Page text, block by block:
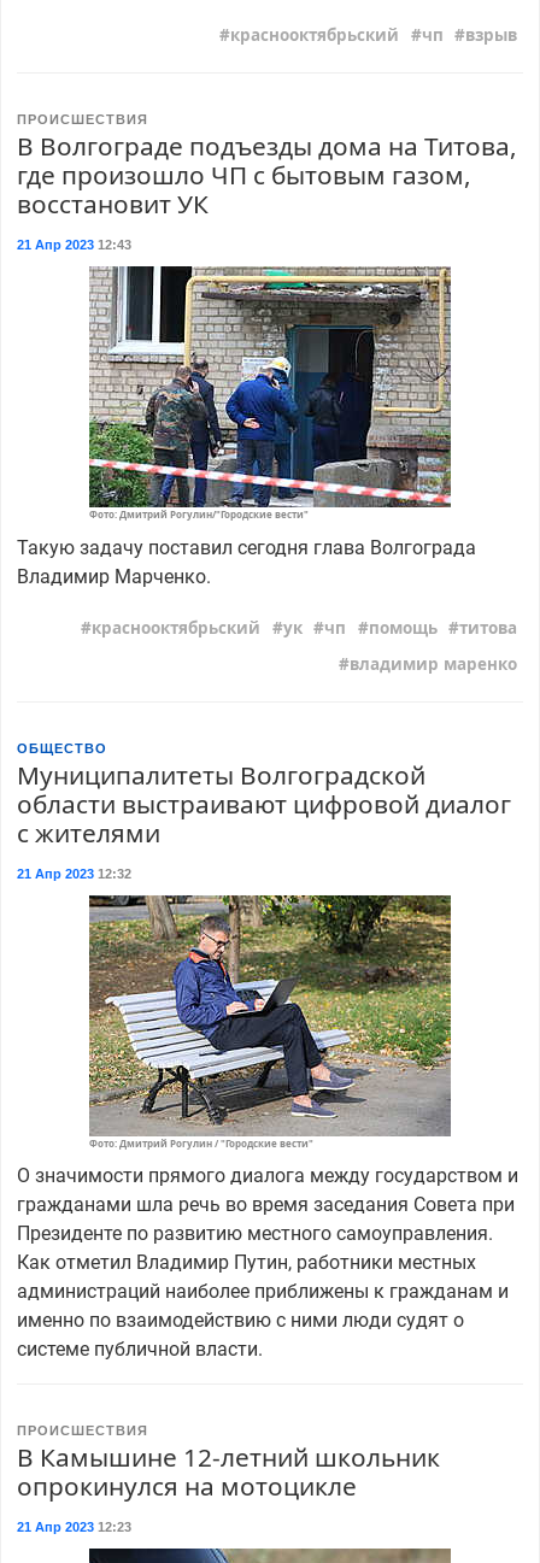
краснооктябрьский чп взрыв
ПРОИСШЕСТВИЯ
В Волгограде подъезды дома на Титова,
где произошло ЧП с бытовым газом,
восстановит УК
21 Апр 202312:43
Фото: Дмитрий Рогулин/"Городские вести"
Такую задачу поставил сегодня глава Волгограда
Владимир Марченко.
краснооктябрьский ук чп помощь
титова
владимир маренко
ОБЩЕСТВО
Муниципалитеты Волгоградской
области выстраивают цифровой диалог
с жителями
21 Апр 202312:32
Фото: Дмитрий Рогулин / "Городские вести"
О значимости прямого диалога между государством и
гражданами шла речь во время заседания Совета при
Президенте по развитию местного самоуправления.
Как отметил Владимир Путин, работники местных
администраций наиболее приближены к гражданам и
именно по взаимодействию с ними люди судят о
системе публичной власти.
ПРОИСШЕСТВИЯ
В Камышине 12-летний школьник
опрокинулся на мотоцикле
21 Апр 202312:23